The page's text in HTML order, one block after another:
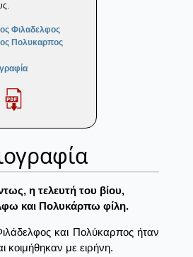
Φιλαδελφος
Πολυκαρπος
η τελευτή του βίου,
και Πολυκάρπω φίλη.
και Πολύκαρπος ήταν
κοιμήθηκαν με ειρήνη.